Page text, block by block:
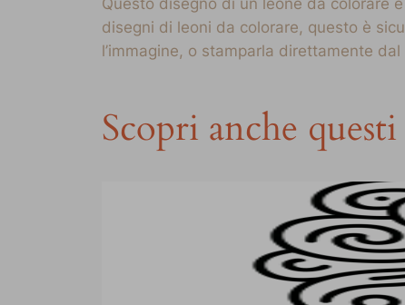
disegni di leoni da colorare, questo è
l’immagine, o stamparla direttamente
Scopri anche